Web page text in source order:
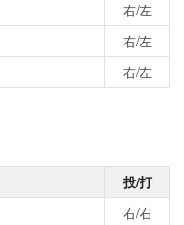
右/左
右/左
右/左
投/打
右/右